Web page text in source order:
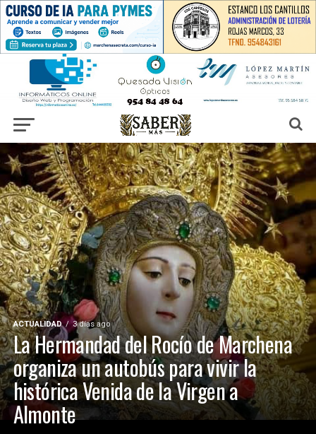
ACTUALIDAD 3 días ago
La Hermandad del Rocío de Marchena
organiza un autobús para vivir la
histórica Venida de la Virgen a
Almonte